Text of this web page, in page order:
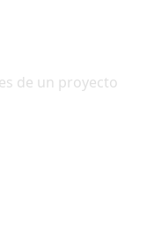
de un proyecto